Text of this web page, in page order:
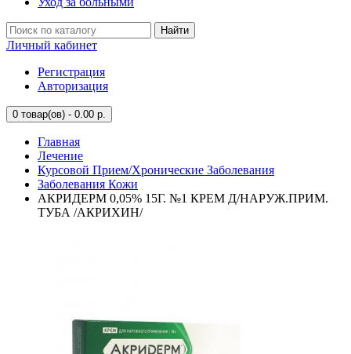
Найти
Личный кабинет
Регистрация
Авторизация
0 товар(ов) - 0.00 р.
Главная
Лечение
Курсовой Прием/Хронические Заболевания
Заболевания Кожи
АКРИДЕРМ 0,05% 15Г. №1 КРЕМ Д/НАРУЖ.ПРИМ.
ТУБА /АКРИХИН/